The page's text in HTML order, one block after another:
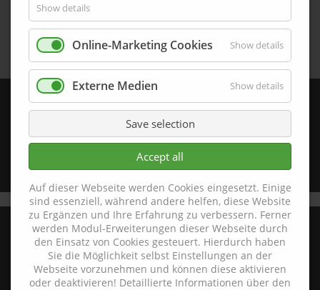
G95-43-DK-ELO
Hohe Straße 7
D-92245 Kümmersbruck
Show details
Online-Marketing Cookies Show details
Externe Medien Show details
Save selection
Accept all
Auf dieser Webseite werden Cookies eingesetzt. Einige
sind essenziell, während andere helfen, diese Website
zu Ergänzen und Ihre Erfahrung zu verbessern. Ferner
werden Modul-Erweiterungen dieser Webseite durch
den Einsatz von Cookies gesteuert. Hierdurch haben
Sie die Möglichkeit selbst Einstellungen an der
Webseite vorzunehmen und können diese aktivieren
oder deaktivieren! Detaillierte Informationen über den